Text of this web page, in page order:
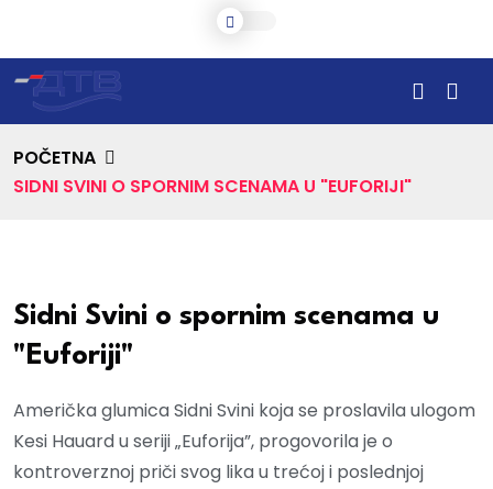
POČETNA
SIDNI SVINI O SPORNIM SCENAMA U "EUFORIJI"
Sidni Svini o spornim scenama u
"Euforiji"
Američka glumica Sidni Svini koja se proslavila ulogom
Kesi Hauard u seriji „Euforija”, progovorila je o
kontroverznoj priči svog lika u trećoj i poslednjoj